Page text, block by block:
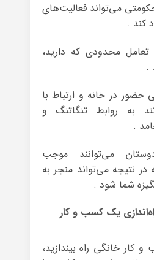
می‌تواند فعالیت‌های
کند .
محدودی که دارید،
.
در خانه و ارتباط با
به روابط تنگاتنگ و
.
می‌توانند موجب
نتیجه می‌تواند منجر به
شما شود .
یک کسب و کار
کار خانگی راه بیندازید،